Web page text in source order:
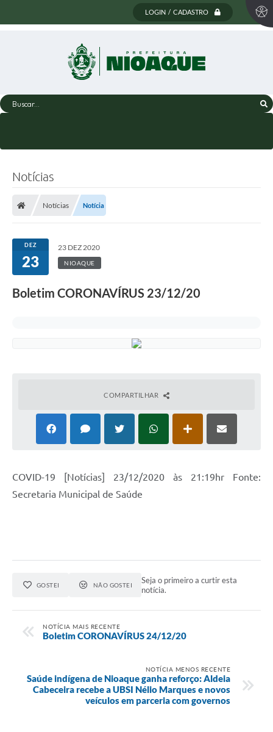
LOGIN / CADASTRO
Buscar...
Notícias
Notícias Notícia
DEZ
23
23 DEZ 2020
NIOAQUE
Boletim CORONAVÍRUS 23/12/20
COMPARTILHAR
COVID-19 [Notícias] 23/12/2020 às 21:19hr Fonte:
Secretaria Municipal de Saúde
GOSTEI NÃO GOSTEI
Seja o primeiro a curtir esta
notícia.
NOTÍCIA MAIS RECENTE
Boletim CORONAVÍRUS 24/12/20
NOTÍCIA MENOS RECENTE
Saúde indígena de Nioaque ganha reforço: Aldeia
Cabeceira recebe a UBSI Nélio Marques e novos
veículos em parceria com governos